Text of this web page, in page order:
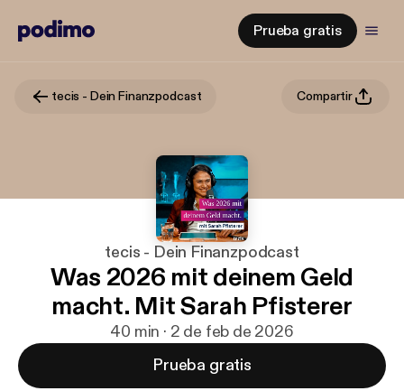
Prueba gratis
tecis - Dein Finanzpodcast Compartir
tecis - Dein Finanzpodcast
Was 2026 mit deinem Geld
macht. Mit Sarah Pfisterer
40 min · 2 de feb de 2026
Prueba gratis